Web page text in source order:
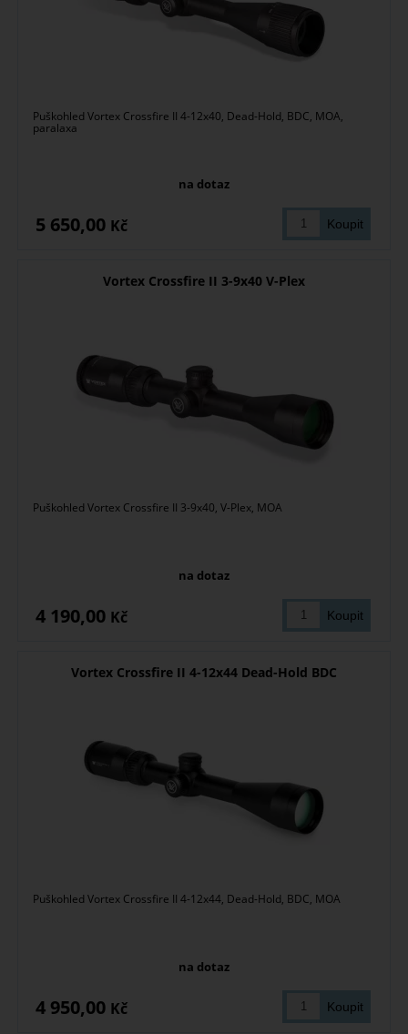
Puškohled Vortex Crossfire II 4-12x40, Dead-Hold, BDC, MOA,
paralaxa
na dotaz
5 650,00 Kč
Vortex Crossfire II 3-9x40 V-Plex
Puškohled Vortex Crossfire II 3-9x40, V-Plex, MOA
na dotaz
4 190,00 Kč
Vortex Crossfire II 4-12x44 Dead-Hold BDC
Puškohled Vortex Crossfire II 4-12x44, Dead-Hold, BDC, MOA
na dotaz
4 950,00 Kč